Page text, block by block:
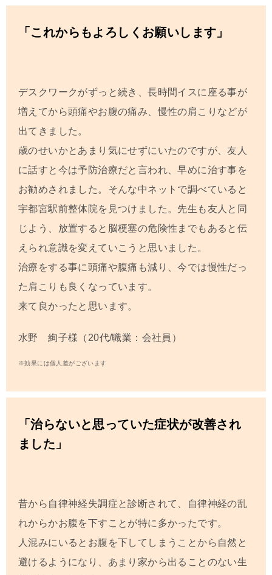
「これからもよろしくお願いします」
デスクワークがずっと続き、長時間イスに座る事が
増えてから頭痛やお腹の痛み、慢性の肩こりなどが
出てきました。
歳のせいかとあまり気にせずにいたのですが、友人
に話すと今は予防治療だと言われ、早めに治す事を
お勧めされました。そんな中ネットで調べていると
宇都宮駅前整体院を見つけました。先生も友人と同
じよう、放置すると脳梗塞の危険性までもあると伝
えられ意識を変えていこうと思いました。
治療をする事に頭痛や腹痛も減り、今では慢性だっ
た肩こりも良くなっています。
来て良かったと思います。
水野 絢子様（20代/職業：会社員）
※効果には個人差がございます
「治らないと思っていた症状が改善され
ました」
昔から自律神経失調症と診断されて、自律神経の乱
れからかお腹を下すことが特に多かったです。
人混みにいるとお腹を下してしまうことから自然と
避けるようになり、あまり家から出ることのない生